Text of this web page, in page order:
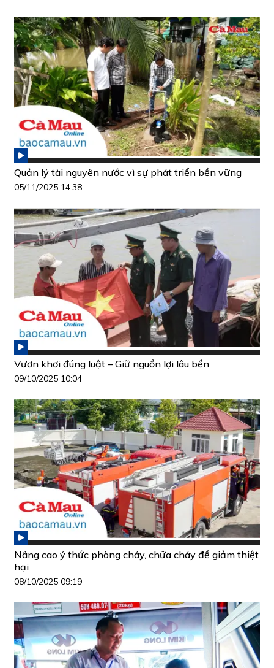
Quản lý tài nguyên nước vì sự phát triển bền vững
05/11/2025 14:38
Vươn khơi đúng luật – Giữ nguồn lợi lâu bền
09/10/2025 10:04
Nâng cao ý thức phòng cháy, chữa cháy để giảm thiệt
hại
08/10/2025 09:19